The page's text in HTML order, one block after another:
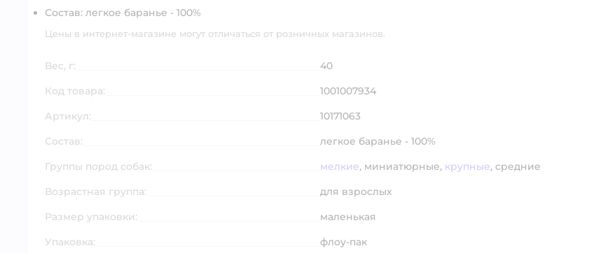
Состав: легкое баранье - 100%
Цены в интернет-магазине могут отличаться от розничных магазинов.
Вес, г:
40
Код товара:
1001007934
Артикул:
10171063
Состав:
легкое баранье - 100%
Группы пород собак:
мелкие, миниатюрные, крупные, средние
Возрастная группа:
для взрослых
Размер упаковки:
маленькая
Упаковка:
флоу-пак